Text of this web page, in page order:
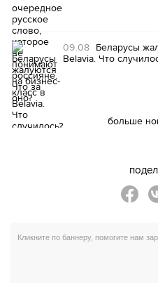
09.08 Беларусы
Belavia. Что
больше